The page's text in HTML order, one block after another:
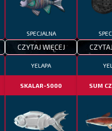
SPECJALNA
CZYTAJ WIĘCEJ
YELAPA
SKALAR-5000 SUM